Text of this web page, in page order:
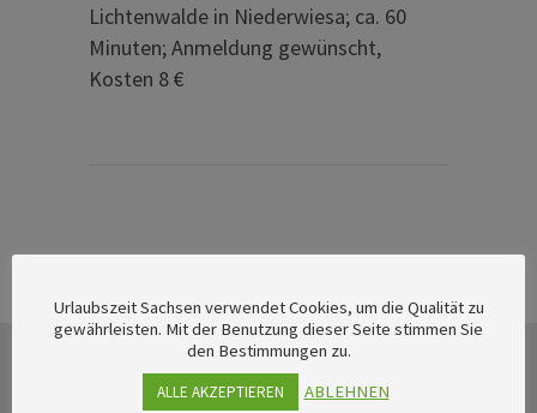
Lichtenwalde in Niederwiesa; ca. 60
Minuten; Anmeldung gewünscht,
Kosten 8 €
Urlaubszeit Sachsen verwendet Cookies, um die Qualität zu
gewährleisten. Mit der Benutzung dieser Seite stimmen Sie
den Bestimmungen zu.
ALLE AKZEPTIEREN
ABLEHNEN